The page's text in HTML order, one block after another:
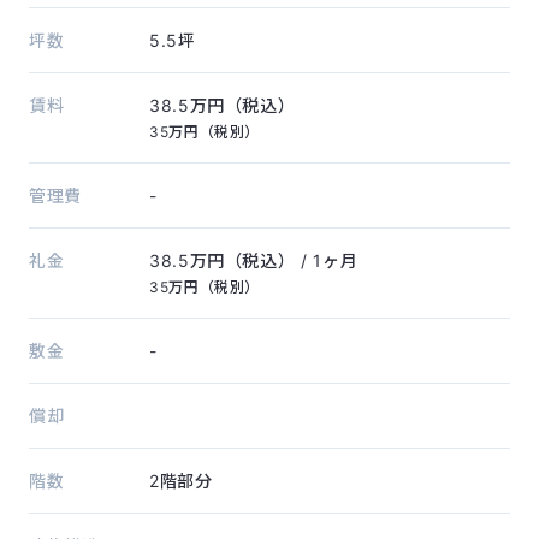
坪数 5.5坪
賃料 38.5万円（税込）
35万円（税別）
管理費 -
礼金 38.5万円（税込） / 1ヶ月
35万円（税別）
敷金 -
償却
階数 2階部分